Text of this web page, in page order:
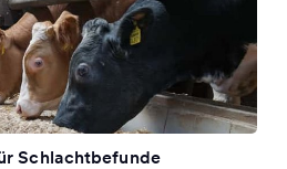
Schlachtbefunde